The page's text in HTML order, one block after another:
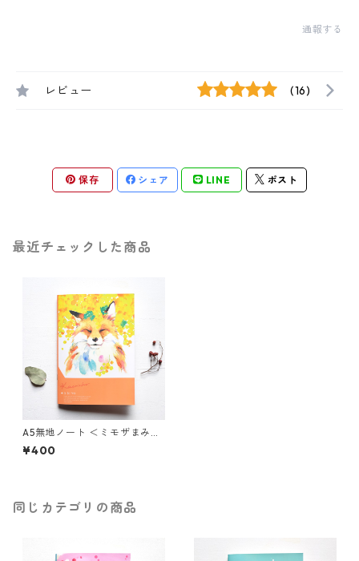
通報する
レビュー (16)
保存 シェア LINE ポスト
最近チェックした商品
A5無地ノート ＜ミモザまみれ
のキツネ＞
¥400
同じカテゴリの商品